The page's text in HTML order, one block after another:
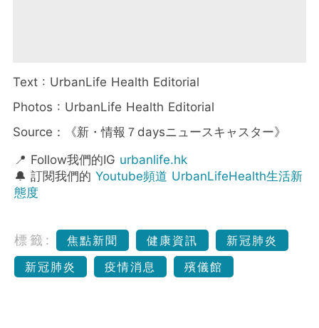
Text : UrbanLife Health Editorial
Photos : UrbanLife Health Editorial
Source：《新・情報７daysニュースキャスター》
📍 Follow我們的IG urbanlife.hk
🔔 訂閱我們的 Youtube頻道 UrbanLifeHealth生活新
態度
標籤: 焦點新聞 健康資訊
新冠肺炎
新冠肺炎
疫情消息 殯儀館